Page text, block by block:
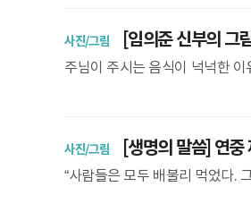
사진/그림 [임의준 신부의 그
주님이 주시는 음식이 넉넉한
사진/그림 [생명의 말씀] 연중
“사람들은 모두 배불리 먹었다.